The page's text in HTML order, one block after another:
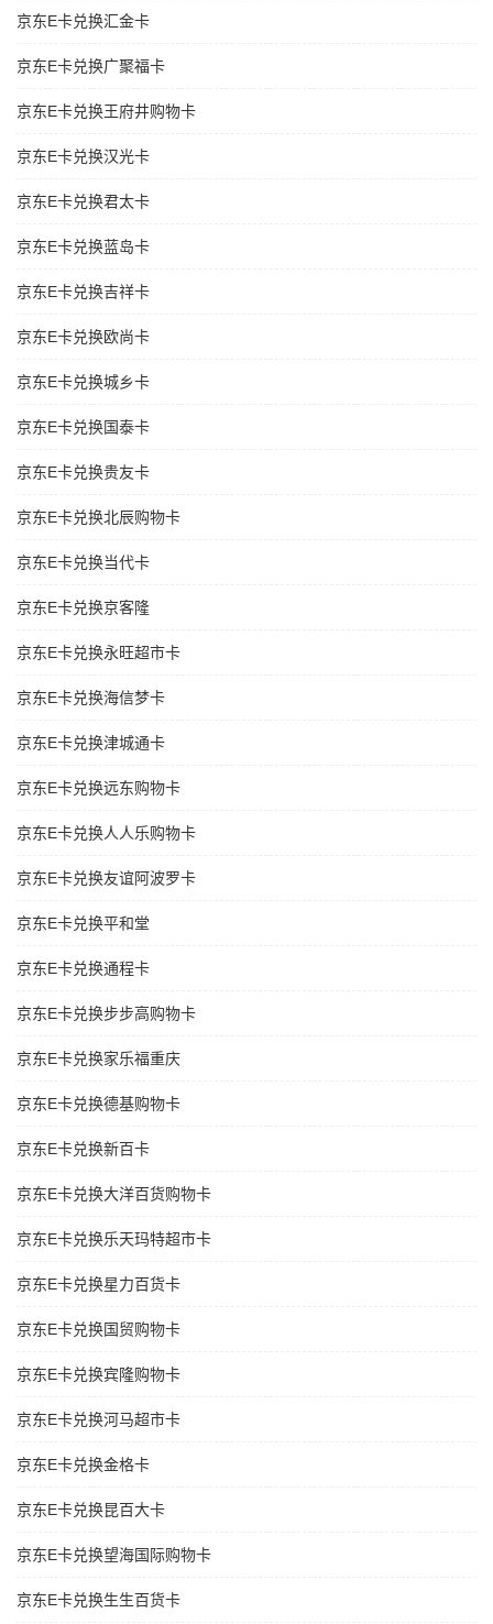
京东E卡兑换汇金卡
京东E卡兑换广聚福卡
京东E卡兑换王府井购物卡
京东E卡兑换汉光卡
京东E卡兑换君太卡
京东E卡兑换蓝岛卡
京东E卡兑换吉祥卡
京东E卡兑换欧尚卡
京东E卡兑换城乡卡
京东E卡兑换国泰卡
京东E卡兑换贵友卡
京东E卡兑换北辰购物卡
京东E卡兑换当代卡
京东E卡兑换京客隆
京东E卡兑换永旺超市卡
京东E卡兑换海信梦卡
京东E卡兑换津城通卡
京东E卡兑换远东购物卡
京东E卡兑换人人乐购物卡
京东E卡兑换友谊阿波罗卡
京东E卡兑换平和堂
京东E卡兑换通程卡
京东E卡兑换步步高购物卡
京东E卡兑换家乐福重庆
京东E卡兑换德基购物卡
京东E卡兑换新百卡
京东E卡兑换大洋百货购物卡
京东E卡兑换乐天玛特超市卡
京东E卡兑换星力百货卡
京东E卡兑换国贸购物卡
京东E卡兑换宾隆购物卡
京东E卡兑换河马超市卡
京东E卡兑换金格卡
京东E卡兑换昆百大卡
京东E卡兑换望海国际购物卡
京东E卡兑换生生百货卡